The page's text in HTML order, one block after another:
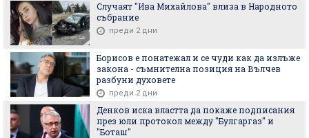
Случаят "Ива Михайлова" влиза в Народното
събрание
преди 2 дни
Борисов е понатежал и се чуди как да излъже
закона - съмнителна позиция на Вълчев
разбуни духовете
преди 2 дни
Денков иска властта да покаже подписания
през юли протокол между "Булгаргаз" и
"Боташ"